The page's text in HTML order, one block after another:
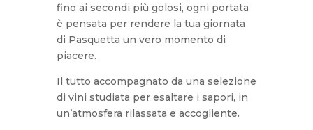
fino ai secondi più golosi, ogni portata
è pensata per rendere la tua giornata
di Pasquetta un vero momento di
piacere.
Il tutto accompagnato da una selezione
di vini studiata per esaltare i sapori, in
un’atmosfera rilassata e accogliente.